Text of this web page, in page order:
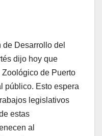
Desarrollo del
dijo hoy que
de Puerto
público. Esto espera
legislativos
estas
al